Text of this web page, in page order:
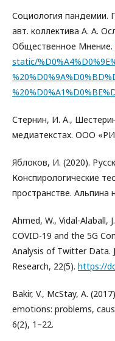
Социология пандемии.
авт. коллектива А. А.
Общественное Мнение.
static/
Стернин, И. А.,
медиатекстах. ООО
Яблоков, И. (2020).
Конспирологические
пространстве. Альпина
Ahmed, W., Vidal-Alaball,
COVID-19 and the 5G
Analysis of Twitter Data.
Research, 22(5). https://
Bakir, V., McStay, A.
emotions: problems,
6(2), 1–22.